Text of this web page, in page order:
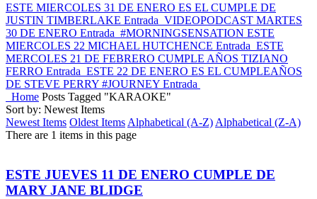
ESTE MIERCOLES 31 DE ENERO ES EL CUMPLE DE
JUSTIN TIMBERLAKE Entrada VIDEOPODCAST MARTES
30 DE ENERO Entrada #MORNINGSENSATION ESTE
MIERCOLES 22 MICHAEL HUTCHENCE Entrada ESTE
MERCOLES 21 DE FEBRERO CUMPLE AÑOS TIZIANO
FERRO Entrada ESTE 22 DE ENERO ES EL CUMPLEAÑOS
DE STEVE PERRY #JOURNEY Entrada
Home Posts Tagged "KARAOKE"
Sort by: Newest Items
Newest Items Oldest Items Alphabetical (A-Z) Alphabetical (Z-A)
There are 1 items in this page
ESTE JUEVES 11 DE ENERO CUMPLE DE
MARY JANE BLIDGE